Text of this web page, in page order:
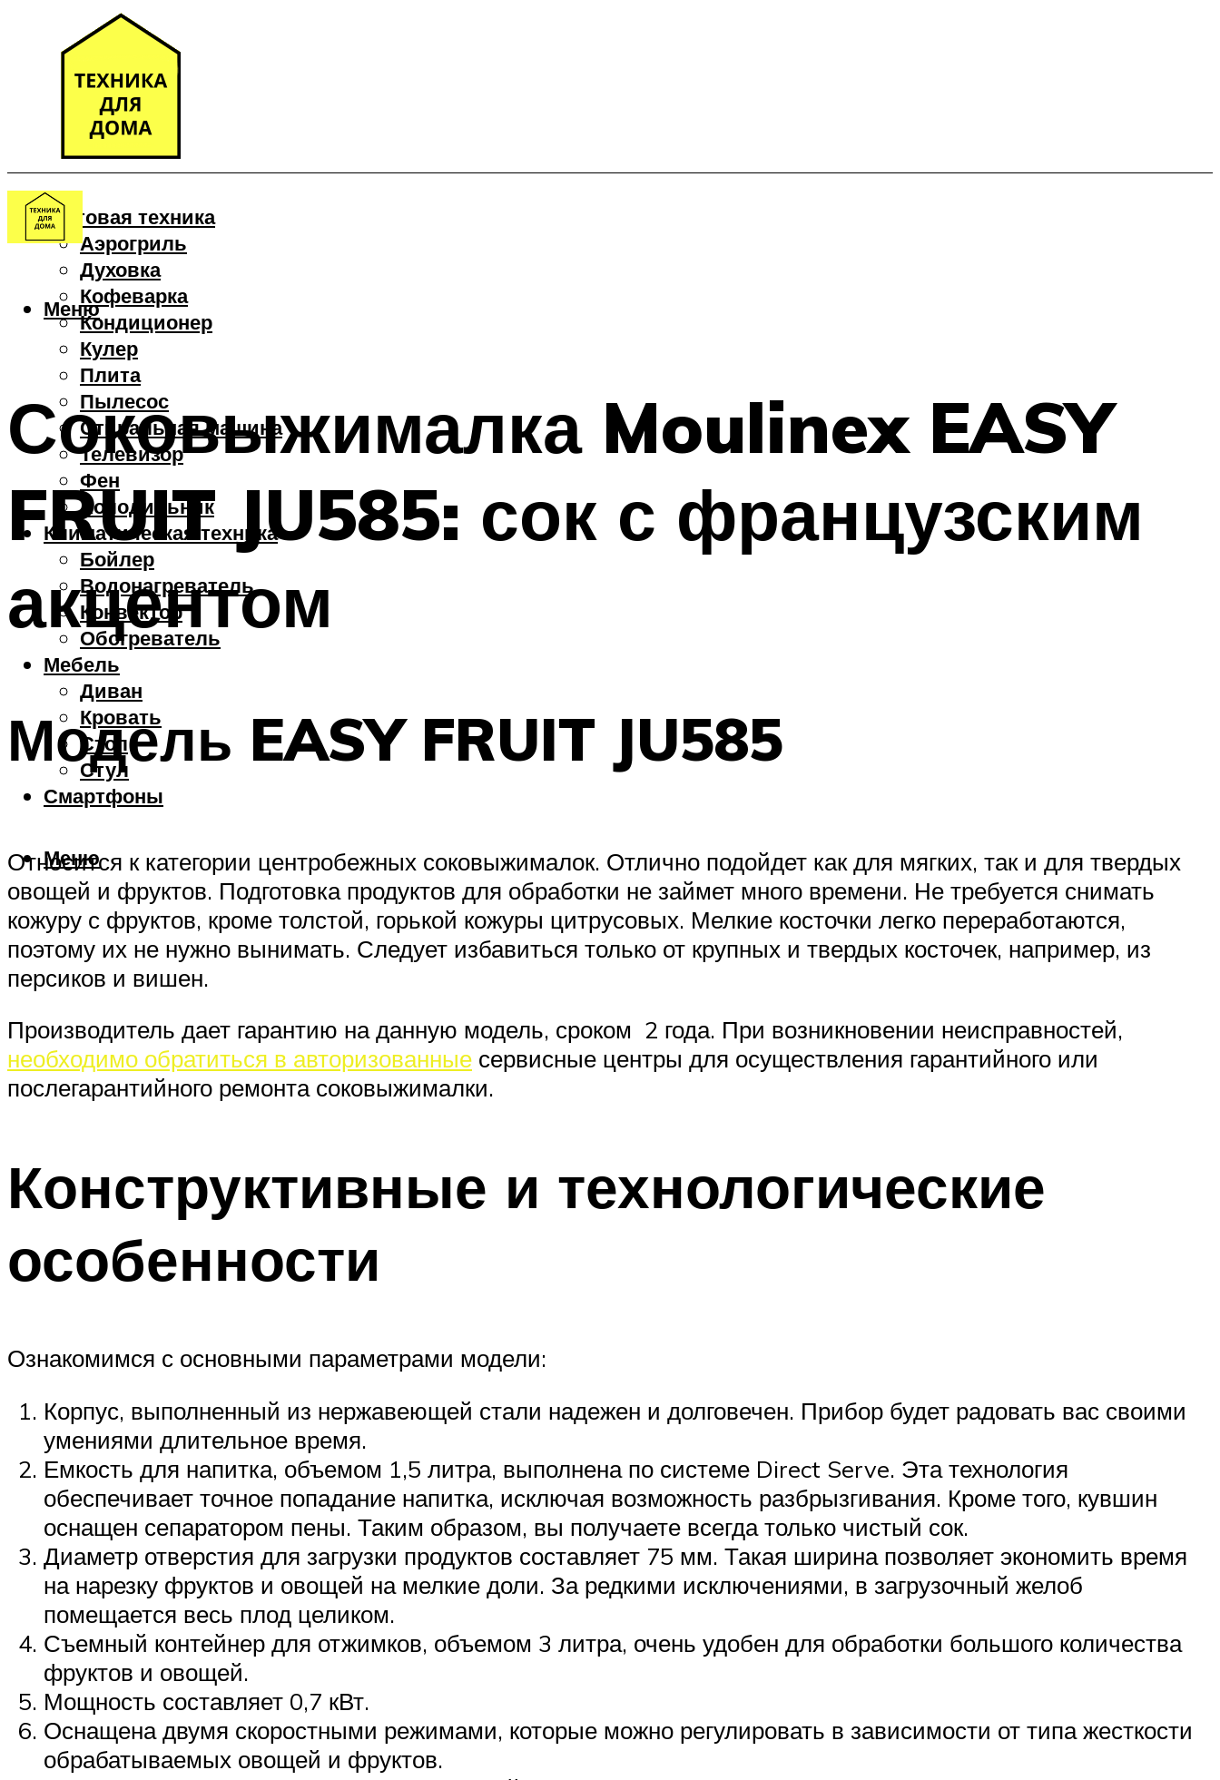
Бытовая техника
Аэрогриль
Духовка
Кофеварка
Кондиционер
Кулер
Плита
Пылесос
Стиральная машина
Телевизор
Фен
Холодильник
Климатическая техника
Бойлер
Водонагреватель
Конвектор
Обогреватель
Мебель
Диван
Кровать
Стол
Стул
Смартфоны
Меню
Меню
Соковыжималка Moulinex EASY
FRUIT JU585: сок с французским
акцентом
Модель EASY FRUIT JU585
Относится к категории центробежных соковыжималок. Отлично подойдет как для мягких, так и для твердых
овощей и фруктов. Подготовка продуктов для обработки не займет много времени. Не требуется снимать
кожуру с фруктов, кроме толстой, горькой кожуры цитрусовых. Мелкие косточки легко переработаются,
поэтому их не нужно вынимать. Следует избавиться только от крупных и твердых косточек, например, из
персиков и вишен.
Производитель дает гарантию на данную модель, сроком 2 года. При возникновении неисправностей,
необходимо обратиться в авторизованные сервисные центры для осуществления гарантийного или
послегарантийного ремонта соковыжималки.
Конструктивные и технологические
особенности
Ознакомимся с основными параметрами модели:
Корпус, выполненный из нержавеющей стали надежен и долговечен. Прибор будет радовать вас своими
умениями длительное время.
Емкость для напитка, объемом 1,5 литра, выполнена по системе Direct Serve. Эта технология
обеспечивает точное попадание напитка, исключая возможность разбрызгивания. Кроме того, кувшин
оснащен сепаратором пены. Таким образом, вы получаете всегда только чистый сок.
Диаметр отверстия для загрузки продуктов составляет 75 мм. Такая ширина позволяет экономить время
на нарезку фруктов и овощей на мелкие доли. За редкими исключениями, в загрузочный желоб
помещается весь плод целиком.
Съемный контейнер для отжимков, объемом 3 литра, очень удобен для обработки большого количества
фруктов и овощей.
Мощность составляет 0,7 кВт.
Оснащена двумя скоростными режимами, которые можно регулировать в зависимости от типа жесткости
обрабатываемых овощей и фруктов.